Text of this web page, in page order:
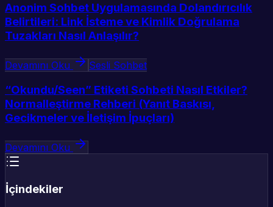
Anonim Sohbet Uygulamasında Dolandırıcılık
Belirtileri: Link İsteme ve Kimlik Doğrulama
Tuzakları Nasıl Anlaşılır?
Devamını Oku Sesli Sohbet
“Okundu/Seen” Etiketi Sohbeti Nasıl Etkiler?
Normalleştirme Rehberi (Yanıt Baskısı,
Gecikmeler ve İletişim İpuçları)
Devamını Oku
İçindekiler